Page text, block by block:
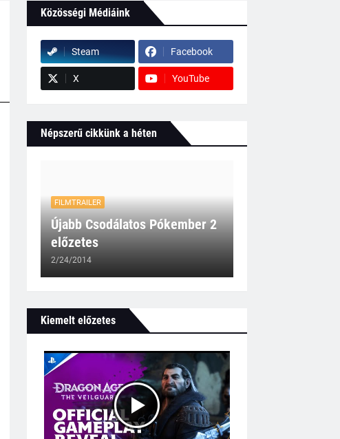
Közösségi Médiáink
Steam Facebook
X YouTube
Népszerű cikkünk a héten
FILMTRAILER
Újabb Csodálatos Pókember 2
előzetes
2/24/2014
Kiemelt előzetes